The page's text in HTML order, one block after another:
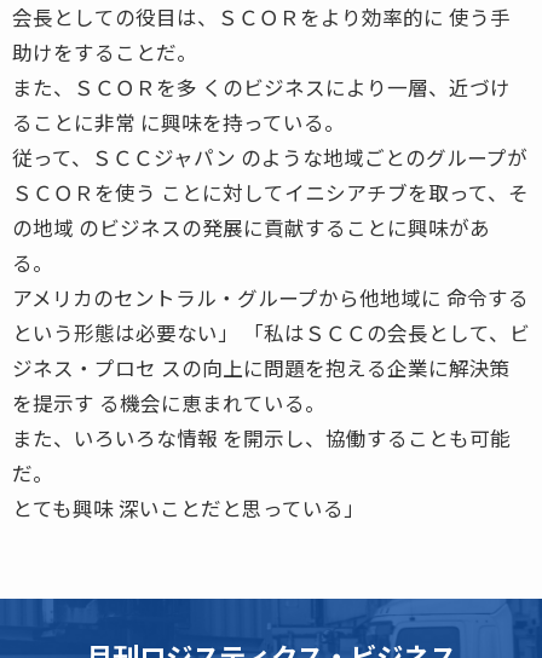
会長としての役目は、ＳＣＯＲをより効率的に 使う手
助けをすることだ。
また、ＳＣＯＲを多 くのビジネスにより一層、近づけ
ることに非常 に興味を持っている。
従って、ＳＣＣジャパン のような地域ごとのグループが
ＳＣＯＲを使う ことに対してイニシアチブを取って、そ
の地域 のビジネスの発展に貢献することに興味があ
る。
アメリカのセントラル・グループから他地域に 命令する
という形態は必要ない」 「私はＳＣＣの会長として、ビ
ジネス・プロセ スの向上に問題を抱える企業に解決策
を提示す る機会に恵まれている。
また、いろいろな情報 を開示し、協働することも可能
だ。
とても興味 深いことだと思っている」